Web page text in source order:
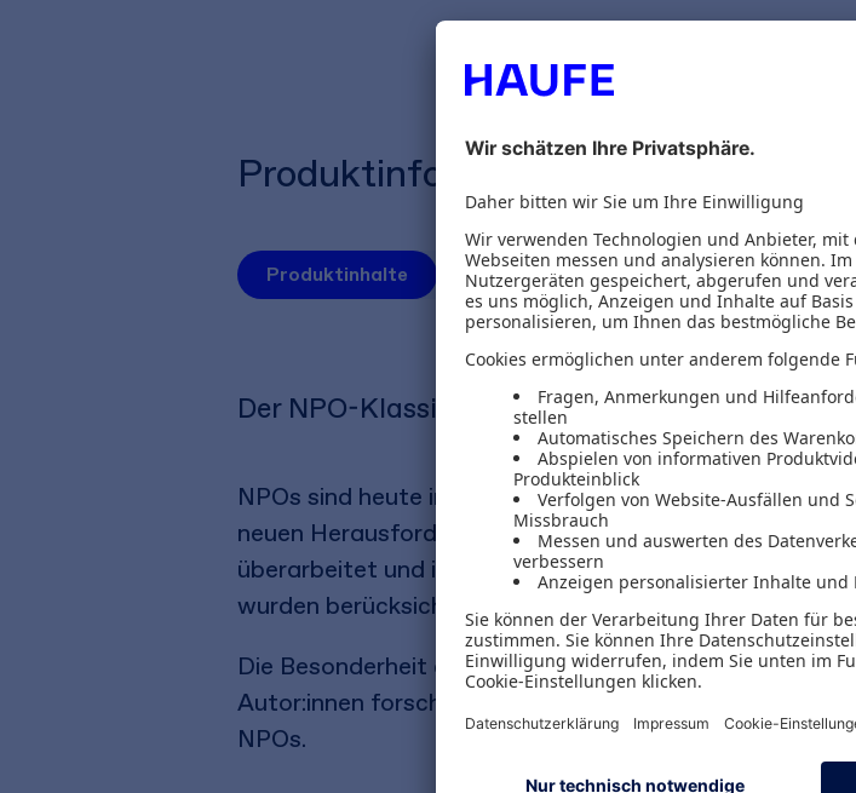
Produktinformationen
Produktinhalte Herausgeber Inhaltsverzeichnis
Der NPO-Klassiker für alle Aktiven im NPO-
NPOs sind heute in jeder Hinsicht professionell und
neuen Herausforderungen konfrontiert. Das
überarbeitet und in Teilen neu geschrieben. Aktuelle
wurden berücksichtigt.
Die Besonderheit des Buches liegt in der Verknüpfung
Autor:innen forschen und lehren nicht nur, sondern
NPOs.